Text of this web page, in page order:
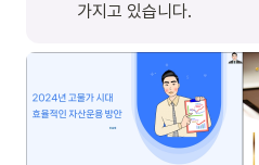
가지고 있습니다.